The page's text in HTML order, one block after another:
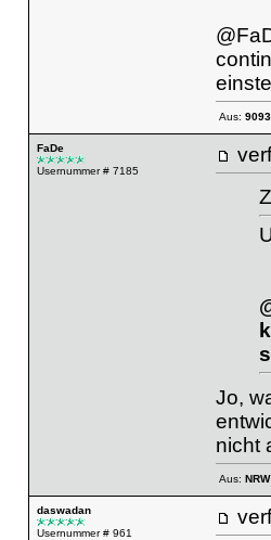
Aus:
FaDe
Usernummer # 7185
Jo,
nicht
Aus: NRW
daswadan
Usernummer # 961